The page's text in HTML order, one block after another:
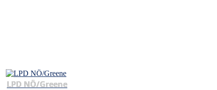
LPD NÖ/Greene